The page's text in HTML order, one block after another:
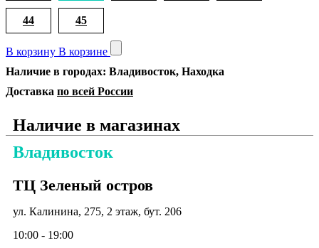
44 45
В корзину В корзине
Наличие в городах: Владивосток, Находка
Доставка по всей России
Наличие в магазинах
Владивосток
ТЦ Зеленый остров
ул. Калинина, 275, 2 этаж, бут. 206
10:00 - 19:00